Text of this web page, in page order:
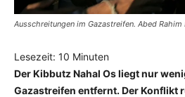
Ausschreitungen im Gazastreifen. Abed
Lesezeit: 10 Minuten
Der Kibbutz Nahal Os liegt nur
Gazastreifen entfernt. Der Konflikt